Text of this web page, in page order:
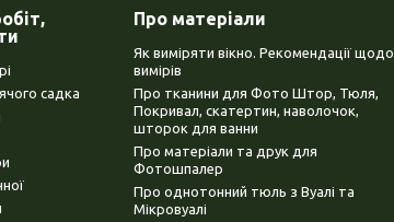
садка
Про матеріали
Як виміряти вікно. Рекомендації щодо
вимірів
Про тканини для Фото Штор, Тюля,
Покривал, скатертин, наволочок,
шторок для ванни
Про матеріали та друк для
Фотошпалер
Про однотонний тюль з Вуалі та
Мікровуалі